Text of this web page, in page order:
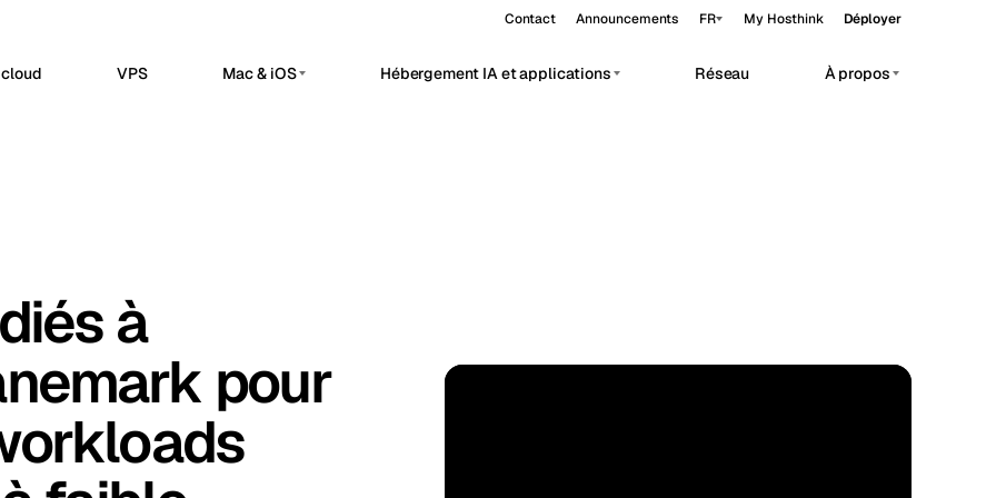
Contact Announcements FR My Hosthink Déployer
Turquie
R.-U. Milan
Bosnie-Herzégovine
Tchéquie
VPS Mac & iOS Hébergement IA et applications
applications internes et les operations de
service.
Verifications de disponibilite, surveillance
SSL, alertes et pages de statut.
Réseau À propos
à
pour